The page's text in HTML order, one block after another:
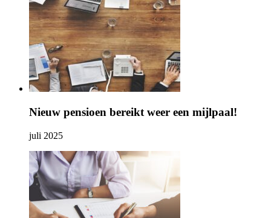
Nieuw pensioen bereikt weer een mijlpaal!
juli 2025